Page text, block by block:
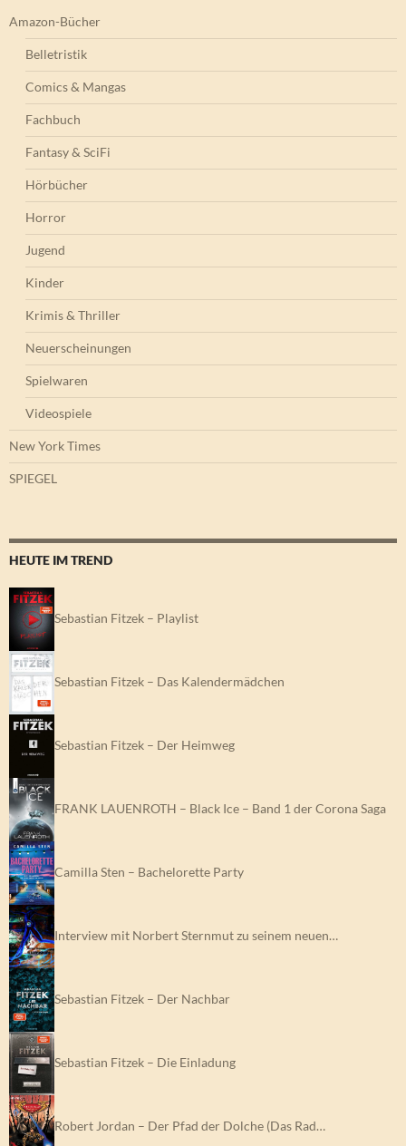
Amazon-Bücher
Belletristik
Comics & Mangas
Fachbuch
Fantasy & SciFi
Hörbücher
Horror
Jugend
Kinder
Krimis & Thriller
Neuerscheinungen
Spielwaren
Videospiele
New York Times
SPIEGEL
HEUTE IM TREND
Sebastian Fitzek – Playlist
Sebastian Fitzek – Das Kalendermädchen
Sebastian Fitzek – Der Heimweg
FRANK LAUENROTH – Black Ice – Band 1 der Corona Saga
Camilla Sten – Bachelorette Party
Interview mit Norbert Sternmut zu seinem neuen…
Sebastian Fitzek – Der Nachbar
Sebastian Fitzek – Die Einladung
Robert Jordan – Der Pfad der Dolche (Das Rad…